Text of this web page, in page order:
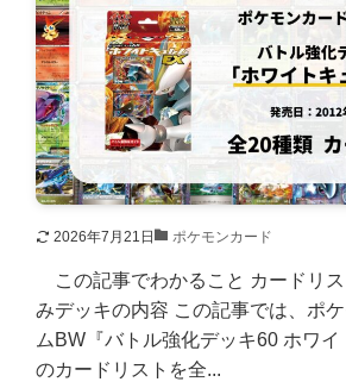
2026年7月21日 ポケモンカード
この記事でわかること カードリ
みデッキの内容 この記事では、ポ
ムBW『バトル強化デッキ60 ホワイ
のカードリストを全...